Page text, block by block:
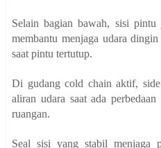
Selain bagian bawah, sisi pintu
membantu menjaga udara
saat pintu tertutup.
Di gudang cold chain aktif, side
aliran udara saat ada
ruangan.
Seal sisi yang stabil menjaga